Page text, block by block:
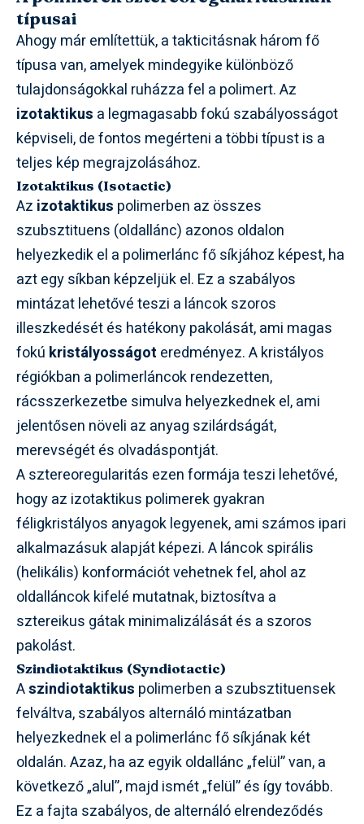
típusai
Ahogy már említettük, a takticitásnak három fő
típusa van, amelyek mindegyike különböző
tulajdonságokkal ruházza fel a polimert. Az
izotaktikus a legmagasabb fokú szabályosságot
képviseli, de fontos megérteni a többi típust is a
teljes kép megrajzolásához.
Izotaktikus (Isotactic)
Az izotaktikus polimerben az összes
szubsztituens (oldallánc) azonos oldalon
helyezkedik el a polimerlánc fő síkjához képest, ha
azt egy síkban képzeljük el. Ez a szabályos
mintázat lehetővé teszi a láncok szoros
illeszkedését és hatékony pakolását, ami magas
fokú kristályosságot eredményez. A kristályos
régiókban a polimerláncok rendezetten,
rácsszerkezetbe simulva helyezkednek el, ami
jelentősen növeli az anyag szilárdságát,
merevségét és olvadáspontját.
A sztereoregularitás ezen formája teszi lehetővé,
hogy az izotaktikus polimerek gyakran
féligkristályos anyagok legyenek, ami számos ipari
alkalmazásuk alapját képezi. A láncok spirális
(helikális) konformációt vehetnek fel, ahol az
oldalláncok kifelé mutatnak, biztosítva a
sztereikus gátak minimalizálását és a szoros
pakolást.
Szindiotaktikus (Syndiotactic)
Aszindiotaktikus polimerben a szubsztituensek
felváltva, szabályos alternáló mintázatban
helyezkednek el a polimerlánc fő síkjának két
oldalán. Azaz, ha az egyik oldallánc „felül” van, a
következő „alul”, majd ismét „felül” és így tovább.
Ez a fajta szabályos, de alternáló elrendeződés